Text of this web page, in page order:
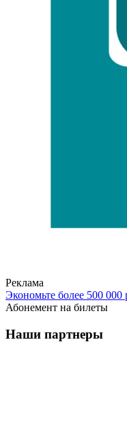
Реклама
Экономьте более 500 000
Абонемент на билеты
Наши партнеры